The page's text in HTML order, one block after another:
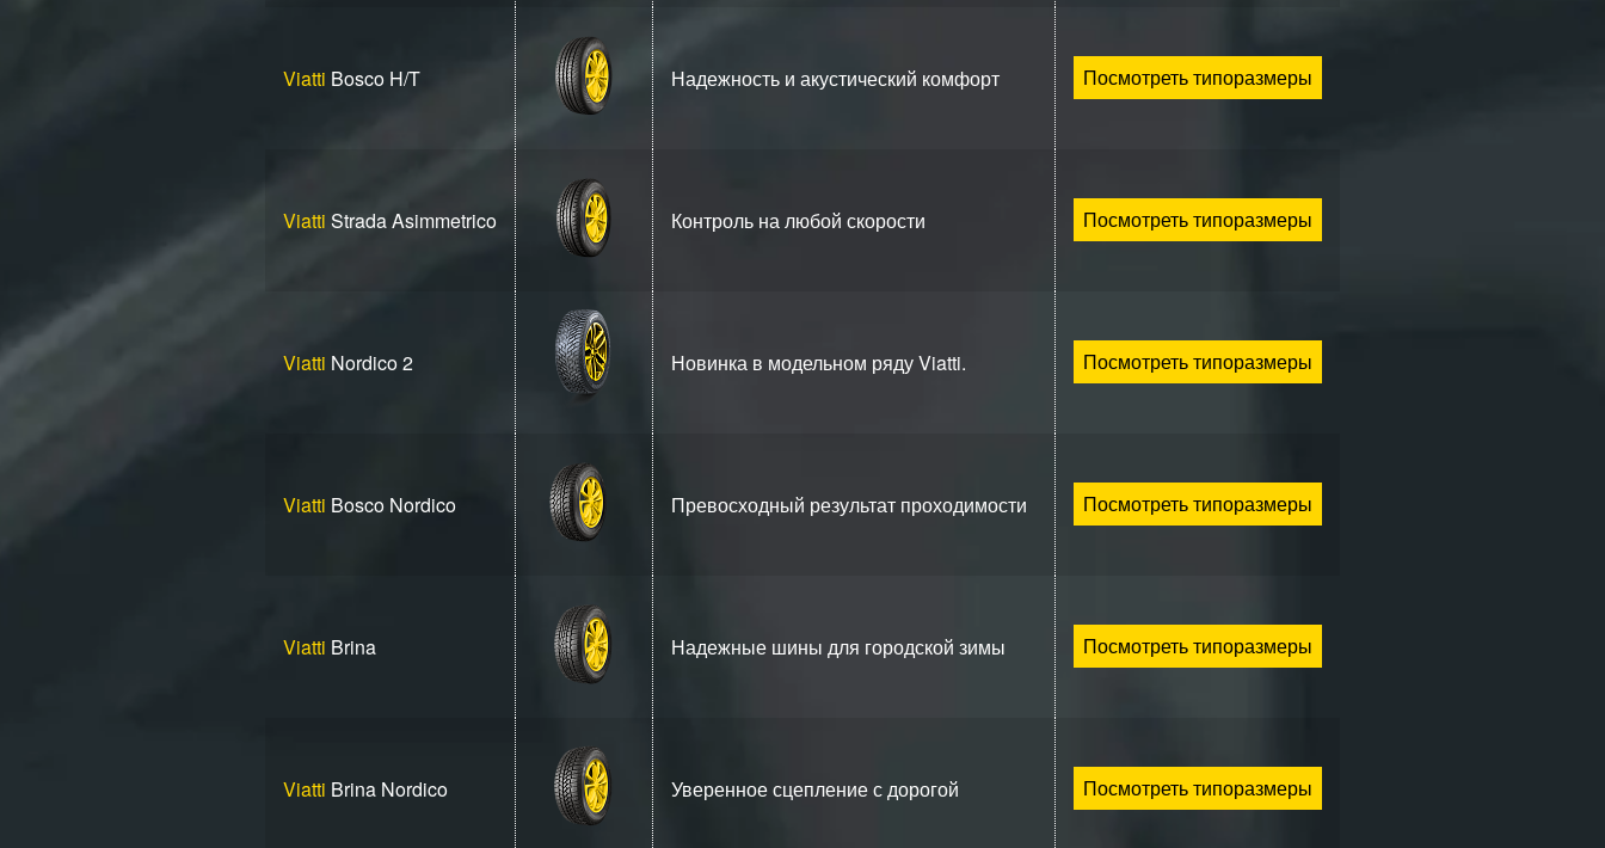
Viatti Bosco H/T Надежность и акустический комфорт Посмотреть типоразмеры
Viatti Strada Asimmetrico Контроль на любой скорости Посмотреть типоразмеры
Viatti Nordico 2 Новинка в модельном ряду Viatti. Посмотреть типоразмеры
Viatti Bosco Nordico Превосходный результат проходимости Посмотреть типоразмеры
Viatti Brina Надежные шины для городской зимы Посмотреть типоразмеры
Viatti Brina Nordico Уверенное сцепление с дорогой Посмотреть типоразмеры